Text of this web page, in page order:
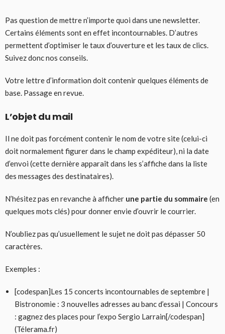
Pas question de mettre n’importe quoi dans une newsletter.
Certains éléments sont en effet incontournables. D’autres
permettent d’optimiser le taux d’ouverture et les taux de clics.
Suivez donc nos conseils.
Votre lettre d’information doit contenir quelques éléments de
base. Passage en revue.
L’objet du mail
Il ne doit pas forcément contenir le nom de votre site (celui-ci
doit normalement figurer dans le champ expéditeur), ni la date
d’envoi (cette dernière apparaît dans les s’affiche dans la liste
des messages des destinataires).
N’hésitez pas en revanche à afficher une partie du sommaire (en
quelques mots clés) pour donner envie d’ouvrir le courrier.
N’oubliez pas qu’usuellement le sujet ne doit pas dépasser 50
caractères.
Exemples :
[codespan]Les 15 concerts incontournables de septembre |
Bistronomie : 3 nouvelles adresses au banc d’essai | Concours
: gagnez des places pour l’expo Sergio Larrain[/codespan]
(Télerama.fr)